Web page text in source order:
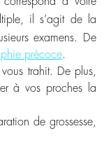
il s’agit de la
examens. De
précoce.
trahit. De plus,
à vos proches la
de grossesse,